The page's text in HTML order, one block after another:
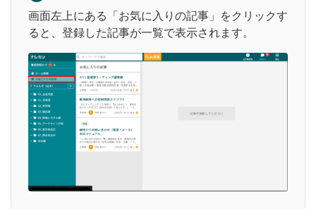
画面左上にある「お気に入りの記事」をクリックす
ると、登録した記事が一覧で表示されます。